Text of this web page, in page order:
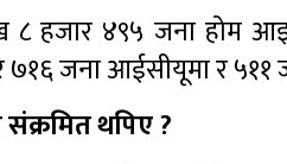
८ हजार ४९५ जना होम
७१६ जना आईसीयूमा र ५११
थपिए ?